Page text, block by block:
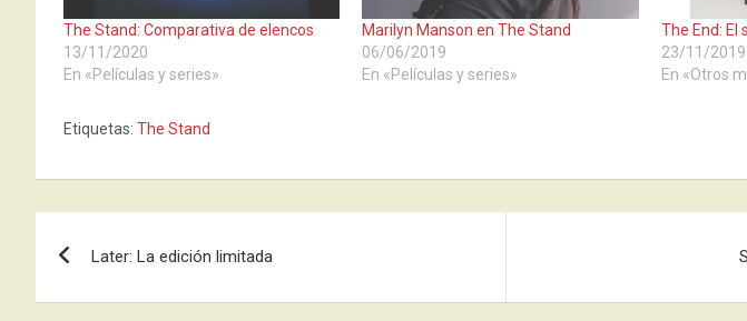
The Stand: Comparativa de elencos
13/11/2020
En «Películas y series»
Marilyn Manson en The Stand
06/06/2019
En «Películas y series»
The End: El
23/11/2019
En «Otros
Etiquetas: The Stand
Later: La edición limitada